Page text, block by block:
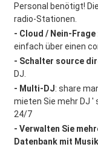
Personal benötigt!
radio-Stationen.
- Cloud / Nein-
einfach über einen
- Schalter source
DJ.
- Multi-DJ: share
mieten Sie mehr DJ '
24/7
- Verwalten Sie
Datenbank mit Musik